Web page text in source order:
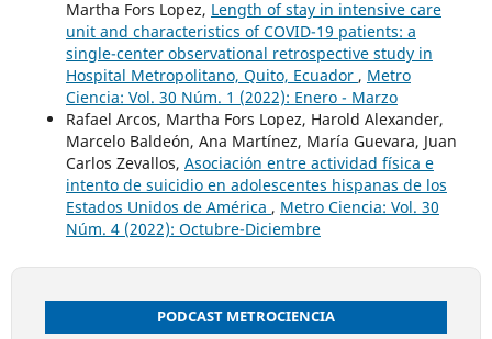
Martha Fors Lopez, Length of stay in intensive care
unit and characteristics of COVID-19 patients: a
single-center observational retrospective study in
Hospital Metropolitano, Quito, Ecuador , Metro
Ciencia: Vol. 30 Núm. 1 (2022): Enero - Marzo
Rafael Arcos, Martha Fors Lopez, Harold Alexander,
Marcelo Baldeón, Ana Martínez, María Guevara, Juan
Carlos Zevallos, Asociación entre actividad física e
intento de suicidio en adolescentes hispanas de los
Estados Unidos de América , Metro Ciencia: Vol. 30
Núm. 4 (2022): Octubre-Diciembre
PODCAST METROCIENCIA